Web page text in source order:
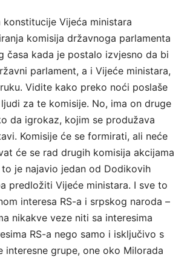
konstitucije Vijeća ministara
komisija državnoga parlamenta
časa kada je postalo izvjesno da bi
parlament, a i Vijeće ministara,
Vidite kako preko noći poslaše
za te komisije. No, ima on druge
da igrokaz, kojim se produžava
Komisije će se formirati, ali neće
će se rad drugih komisija akcijama
je najavio jedan od Dodikovih
predložiti Vijeće ministara. I sve to
interesa RS-a i srpskog naroda –
nikakve veze niti sa interesima
RS-a nego samo i isključivo s
interesne grupe, one oko Milorada